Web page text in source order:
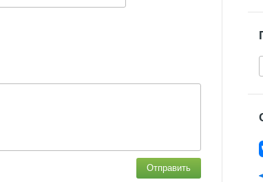
Отправить